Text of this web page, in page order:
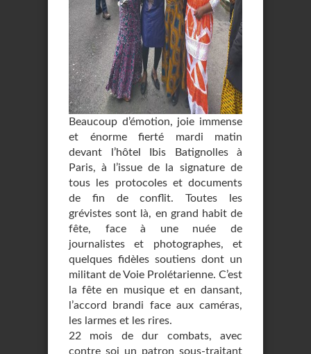
Beaucoup d’émotion, joie immense
et énorme fierté mardi matin
devant l’hôtel Ibis Batignolles à
Paris, à l’issue de la signature de
tous les protocoles et documents
de fin de conflit. Toutes les
grévistes sont là, en grand habit de
fête, face à une nuée de
journalistes et photographes, et
quelques fidèles soutiens dont un
militant de Voie Prolétarienne. C’est
la fête en musique et en dansant,
l’accord brandi face aux caméras,
les larmes et les rires.
22 mois de dur combats, avec
contre soi un patron sous-traitant